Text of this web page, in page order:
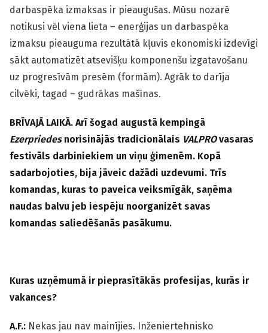
darbaspēka izmaksas ir pieaugušas. Mūsu nozarē
notikusi vēl viena lieta – enerģijas un darbaspēka
izmaksu pieauguma rezultātā kļuvis ekonomiski izdevīgi
sākt automatizēt atsevišķu komponenšu izgatavošanu
uz progresīvām presēm (formām). Agrāk to darīja
cilvēki, tagad – gudrākas mašīnas.
BRĪVAJĀ LAIKĀ. Arī šogad augustā kempingā
Ezerpriedesnorisinājās tradicionālais VALPROvasaras
festivāls darbiniekiem un viņu ģimenēm. Kopā
sadarbojoties, bija jāveic dažādi uzdevumi. Trīs
komandas, kuras to paveica veiksmīgāk, saņēma
naudas balvu jeb iespēju noorganizēt savas
komandas saliedēšanās pasākumu.
Kuras uzņēmumā ir pieprasītākās profesijas, kurās ir
vakances?
A.F.: Nekas jau nav mainījies. Inženiertehnisko